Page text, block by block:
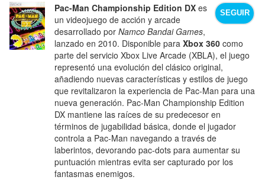
SEGUIR
Pac-Man Championship Edition DX es
un videojuego de acción y arcade
desarrollado porNamco Bandai Games,
lanzado en 2010. Disponible paraXbox 360 como
parte del servicio Xbox Live Arcade (XBLA), el juego
representó una evolución del clásico original,
añadiendo nuevas características y estilos de juego
que revitalizaron la experiencia de Pac-Man para una
nueva generación. Pac-Man Championship Edition
DX mantiene las raíces de su predecesor en
términos de jugabilidad básica, donde el jugador
controla a Pac-Man navegando a través de
laberintos, devorando pac-dots para aumentar su
puntuación mientras evita ser capturado por los
fantasmas enemigos.